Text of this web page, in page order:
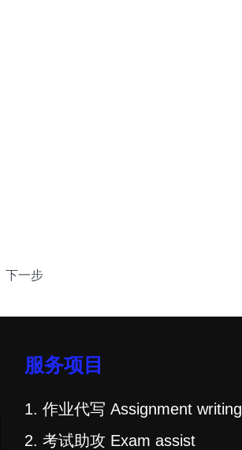
下一步
服务项目
1. 作业代写 Assignment writing
2. 考试助攻 Exam assist